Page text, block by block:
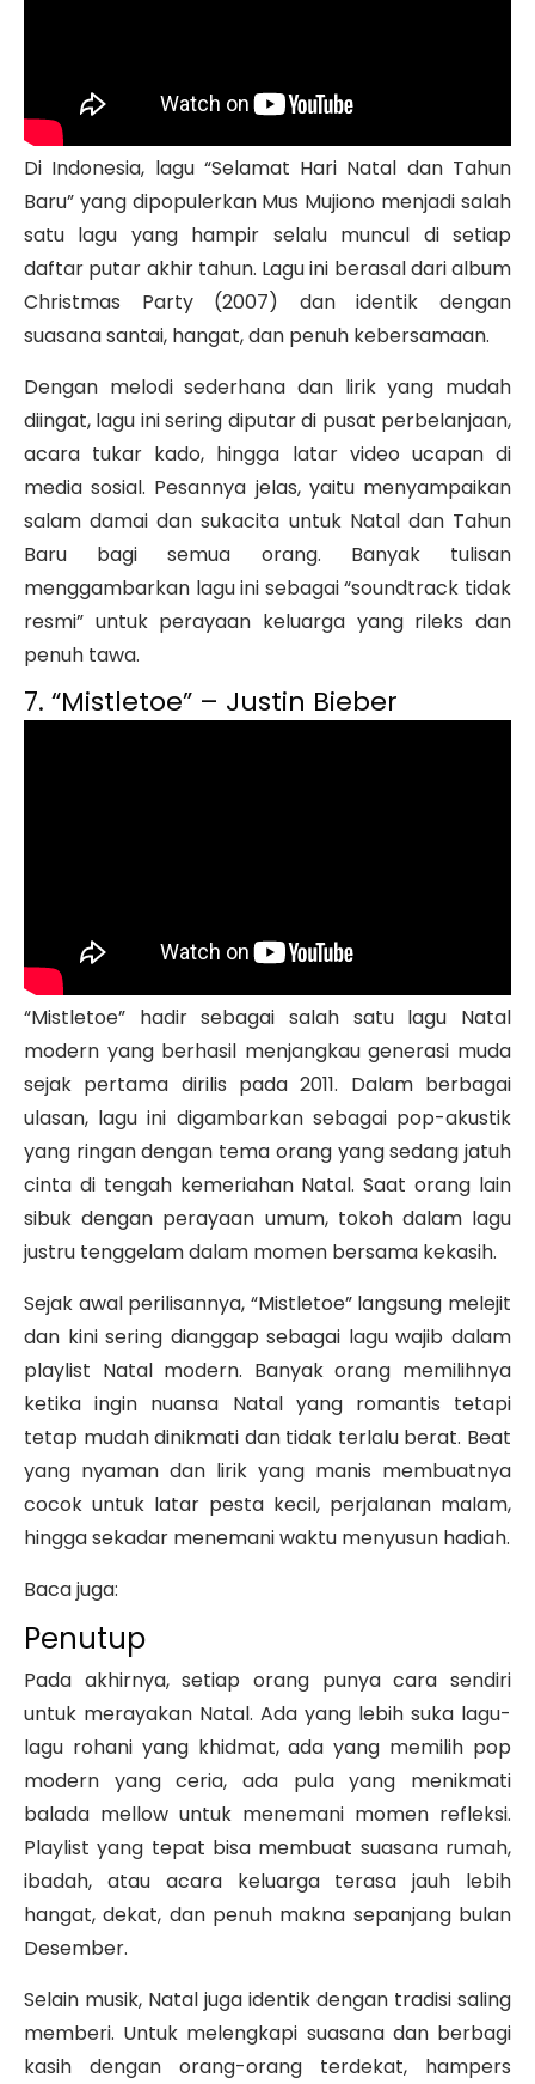
Di Indonesia, lagu “Selamat Hari Natal dan Tahun
Baru” yang dipopulerkan Mus Mujiono menjadi salah
satu lagu yang hampir selalu muncul di setiap
daftar putar akhir tahun. Lagu ini berasal dari album
Christmas Party (2007) dan identik dengan
suasana santai, hangat, dan penuh kebersamaan.
Dengan melodi sederhana dan lirik yang mudah
diingat, lagu ini sering diputar di pusat perbelanjaan,
acara tukar kado, hingga latar video ucapan di
media sosial. Pesannya jelas, yaitu menyampaikan
salam damai dan sukacita untuk Natal dan Tahun
Baru bagi semua orang. Banyak tulisan
menggambarkan lagu ini sebagai “soundtrack tidak
resmi” untuk perayaan keluarga yang rileks dan
penuh tawa.
7. “Mistletoe” – Justin Bieber
“Mistletoe” hadir sebagai salah satu lagu Natal
modern yang berhasil menjangkau generasi muda
sejak pertama dirilis pada 2011. Dalam berbagai
ulasan, lagu ini digambarkan sebagai pop-akustik
yang ringan dengan tema orang yang sedang jatuh
cinta di tengah kemeriahan Natal. Saat orang lain
sibuk dengan perayaan umum, tokoh dalam lagu
justru tenggelam dalam momen bersama kekasih.
Sejak awal perilisannya, “Mistletoe” langsung melejit
dan kini sering dianggap sebagai lagu wajib dalam
playlist Natal modern. Banyak orang memilihnya
ketika ingin nuansa Natal yang romantis tetapi
tetap mudah dinikmati dan tidak terlalu berat. Beat
yang nyaman dan lirik yang manis membuatnya
cocok untuk latar pesta kecil, perjalanan malam,
hingga sekadar menemani waktu menyusun hadiah.
Baca juga:
Penutup
Pada akhirnya, setiap orang punya cara sendiri
untuk merayakan Natal. Ada yang lebih suka lagu-
lagu rohani yang khidmat, ada yang memilih pop
modern yang ceria, ada pula yang menikmati
balada mellow untuk menemani momen refleksi.
Playlist yang tepat bisa membuat suasana rumah,
ibadah, atau acara keluarga terasa jauh lebih
hangat, dekat, dan penuh makna sepanjang bulan
Desember.
Selain musik, Natal juga identik dengan tradisi saling
memberi. Untuk melengkapi suasana dan berbagi
kasih dengan orang-orang terdekat, hampers